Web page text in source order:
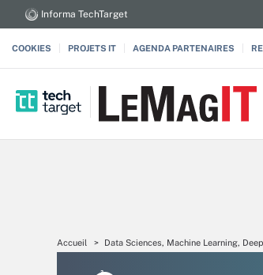
Informa TechTarget
COOKIES PROJETS IT AGENDA PARTENAIRES
Accueil Data Sciences, Machine Learning,